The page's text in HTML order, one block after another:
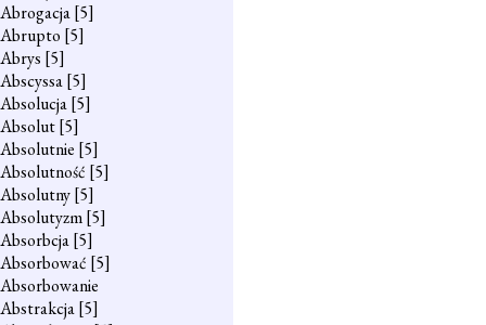
Abrogacja[5]
Abrupto [5]
Abrys [5]
Abscyssa[5]
Absolucja[5]
Absolut[5]
Absolutnie [5]
Absolutność [5]
Absolutny[5]
Absolutyzm[5]
Absorbcja[5]
Absorbować [5]
Absorbowanie
Abstrakcja[5]